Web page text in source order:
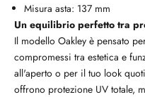
Misura asta: 137 mm
Un equilibrio perfetto tra
Il modello Oakley è pensato
compromessi tra estetica e
all'aperto o per il tuo look
offrono protezione UV totale,